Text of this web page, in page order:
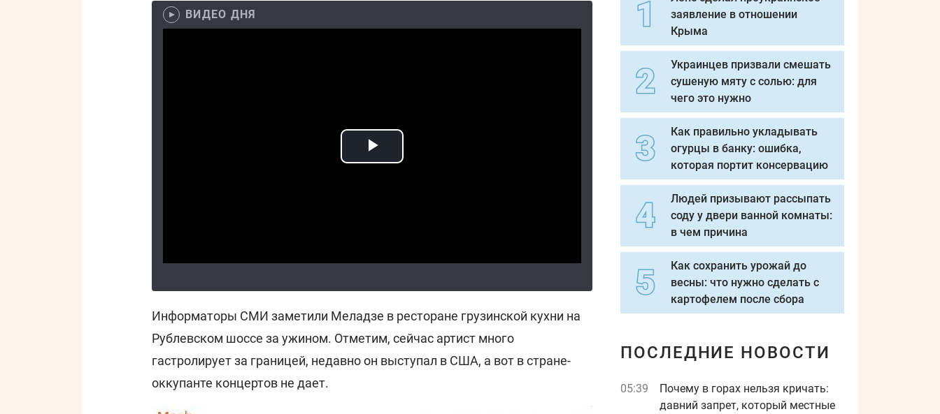
ВИДЕО ДНЯ
Информаторы СМИ заметили Меладзе в ресторане грузинской кухни на
Рублевском шоссе за ужином. Отметим, сейчас артист много
гастролирует за границей, недавно он выступал в США, а вот в стране-
оккупанте концертов не дает.
заявление в отношении
Крыма
Украинцев призвали смешать
сушеную мяту с солью: для
чего это нужно
Как правильно укладывать
огурцы в банку: ошибка,
которая портит консервацию
Людей призывают рассыпать
соду у двери ванной комнаты:
в чем причина
Как сохранить урожай до
весны: что нужно сделать с
картофелем после сбора
ПОСЛЕДНИЕ НОВОСТИ
05:39
Почему в горах нельзя кричать:
давний запрет, который местные